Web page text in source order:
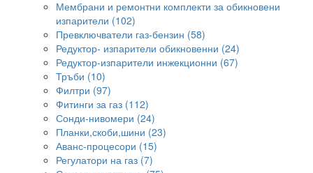
Мембрани и ремонтни комплекти за обикновени
изпарители (102)
Превключватели газ-бензин (58)
Редуктор- изпарители обикновенни (24)
Редуктор-изпарители инжекционни (67)
Тръби (10)
Филтри (97)
Фитинги за газ (112)
Сонди-нивомери (24)
Планки,скоби,шини (23)
Аванс-процесори (15)
Регулатори на газ (7)